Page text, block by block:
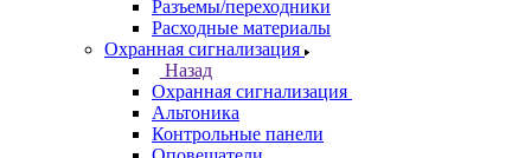
Разъемы/переходники
Расходные материалы
Охранная сигнализация
Назад
Охранная сигнализация
Альтоника
Контрольные панели